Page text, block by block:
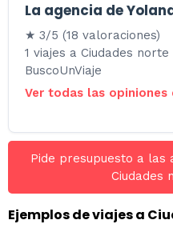
La agencia de
★ 3/5 (18 valoraciones)
1 viajes a Ciudades norte
BuscoUnViaje
Ver todas las opiniones
Pide presupuesto a las
Ciudades
Ejemplos de viajes a